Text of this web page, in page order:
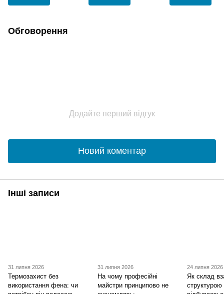
Обговорення
Додайте перший відгук
Новий коментар
Інші записи
31 липня 2026
Термозахист без
використання фена: чи
31 липня 2026
На чому професійні
майстри принципово не
24 липня 2026
Як склад